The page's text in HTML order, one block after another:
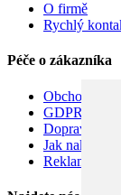
O firmě
Rychlý
Péče o zákazníka
Obchodní
GDPR
Doprava
Jak nakupovat
Reklamace